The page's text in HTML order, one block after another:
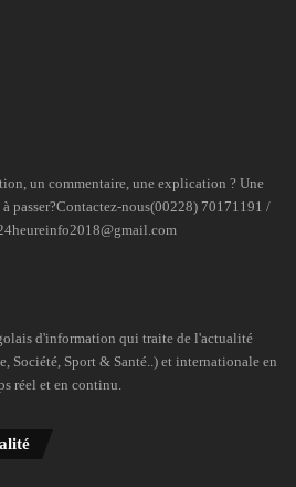
un commentaire, une explication ? Une
passer?Contactez-nous(00228) 70171191 /
d'information qui traite de l'actualité
Société, Sport & Santé..) et internationale en
réel et en continu.